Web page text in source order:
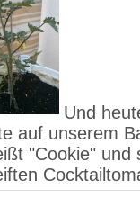
Und
auf unserem
"Cookie" und